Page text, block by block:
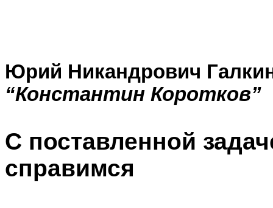
Юрий Никандрович
“Константин Коротков”
С поставленной
справимся